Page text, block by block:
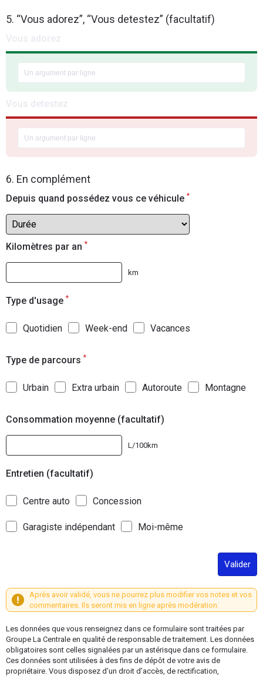
5. “Vous adorez”, “Vous detestez” (facultatif)
6. En complément
Depuis quand possédez vous ce véhicule *
Kilomètres par an *
km
Type d'usage *
Quotidien Week-end Vacances
Type de parcours *
Urbain Extra urbain Autoroute Montagne
Consommation moyenne (facultatif)
L/100km
Entretien (facultatif)
Centre auto Concession
Garagiste indépendant Moi-même
Valider
Après avoir validé, vous ne pourrez plus modifier vos notes et vos
commentaires. Ils seront mis en ligne après modération.
Les données que vous renseignez dans ce formulaire sont traitées par
Groupe La Centrale en qualité de responsable de traitement. Les données
obligatoires sont celles signalées par un astérisque dans ce formulaire.
Ces données sont utilisées à des fins de dépôt de votre avis de
propriétaire. Vous disposez d’un droit d’accès, de rectification,